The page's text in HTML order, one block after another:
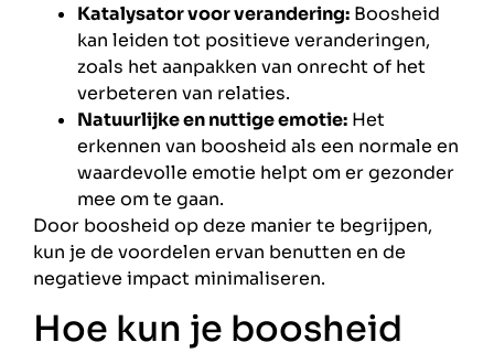
Katalysator voor verandering: Boosheid
kan leiden tot positieve veranderingen,
zoals het aanpakken van onrecht of het
verbeteren van relaties.
Natuurlijke en nuttige emotie: Het
erkennen van boosheid als een normale en
waardevolle emotie helpt om er gezonder
mee om te gaan.
Door boosheid op deze manier te begrijpen,
kun je de voordelen ervan benutten en de
negatieve impact minimaliseren.
Hoe kun je boosheid